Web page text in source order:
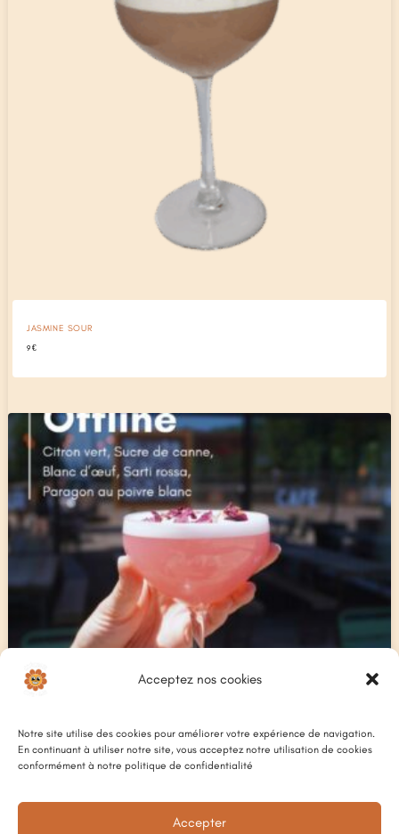
Acceptez nos cookies
Notre site utilise des cookies pour améliorer votre expérience de navigation.
En continuant à utiliser notre site, vous acceptez notre utilisation de cookies
conformément à notre politique de confidentialité
Accepter
JASMINE SOUR
9 €